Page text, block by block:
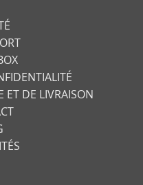
ET DE LIVRAISON